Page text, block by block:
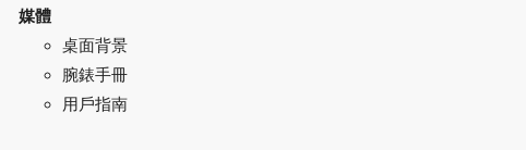
媒體
桌面背景
腕錶手冊
用戶指南